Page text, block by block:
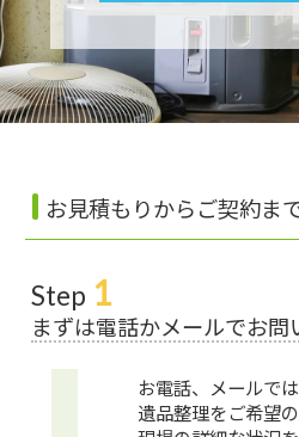
お見積もりからご契約ま
Step 1
まずは電話かメールでお
お電話、メールでは
遺品整理をご希望の